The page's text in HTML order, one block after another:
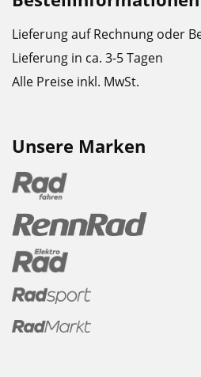
Lieferung auf Rechnung oder
Lieferung in ca. 3-5 Tagen
Alle Preise inkl. MwSt.
Unsere Marken